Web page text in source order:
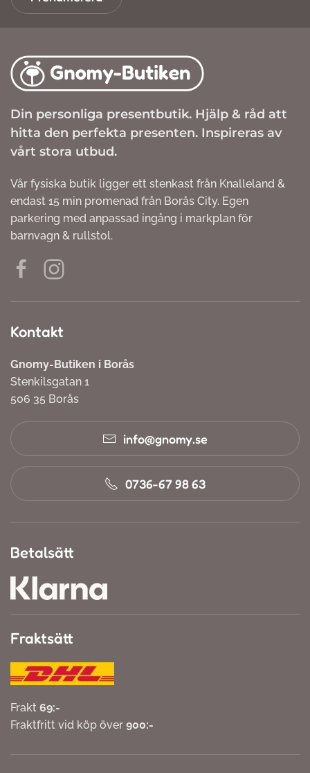
Din personliga presentbutik. Hjälp & råd att
hitta den perfekta presenten. Inspireras av
vårt stora utbud.
Vår fysiska butik ligger ett stenkast från Knalleland &
endast 15 min promenad från Borås City. Egen
parkering med anpassad ingång i markplan för
barnvagn & rullstol.
Kontakt
Gnomy-Butiken i Borås
Stenkilsgatan 1
506 35 Borås
info@gnomy.se
0736-67 98 63
Betalsätt
Fraktsätt
Frakt 69:-
Fraktfritt vid köp över 900:-